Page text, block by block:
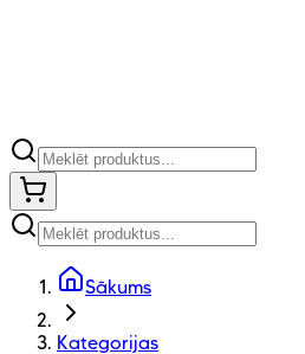
Sākums
Kategorijas